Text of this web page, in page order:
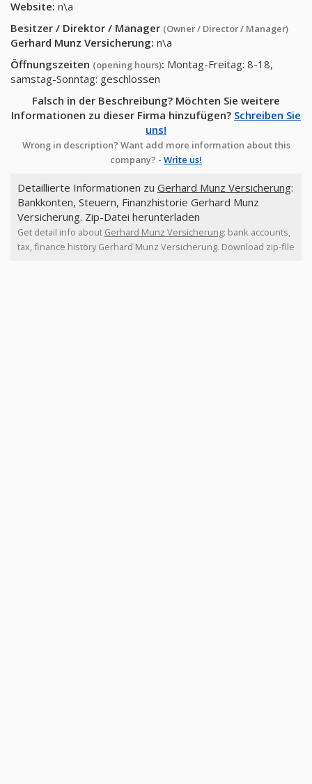
Website: n\a
Besitzer / Direktor / Manager (Owner / Director / Manager)
Gerhard Munz Versicherung: n\a
Öffnungszeiten (opening hours): Montag-Freitag: 8-18,
samstag-Sonntag: geschlossen
Falsch in der Beschreibung? Möchten Sie weitere
Informationen zu dieser Firma hinzufügen? Schreiben Sie
uns!
Wrong in description? Want add more information about this
company? - Write us!
Detaillierte Informationen zu Gerhard Munz Versicherung:
Bankkonten, Steuern, Finanzhistorie Gerhard Munz
Versicherung. Zip-Datei herunterladen
Get detail info about Gerhard Munz Versicherung: bank accounts,
tax, finance history Gerhard Munz Versicherung. Download zip-file